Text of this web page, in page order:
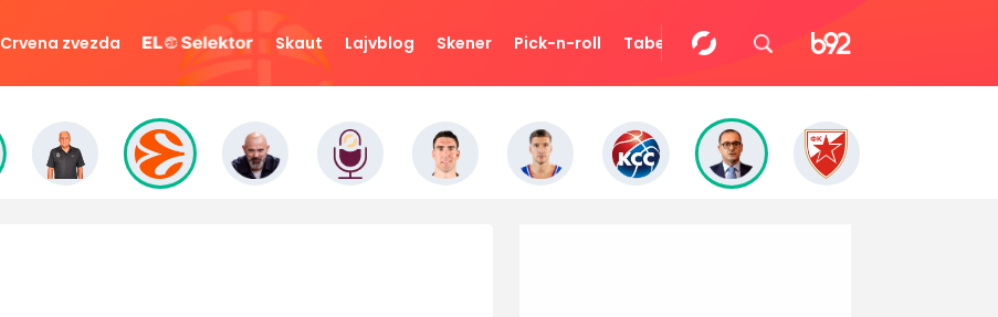
Crvena zvezda Skaut Lajvblog Skener Pick-n-roll Tabela Video Eurocup